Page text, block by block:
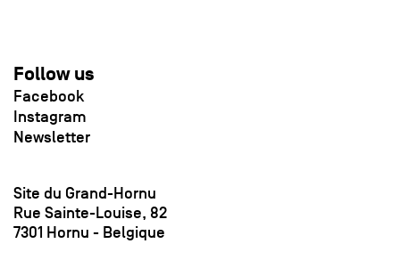
Follow us
Facebook
Instagram
Newsletter
Site du Grand-Hornu
Rue Sainte-Louise, 82
7301 Hornu - Belgique